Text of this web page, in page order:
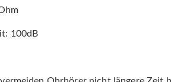
100dB